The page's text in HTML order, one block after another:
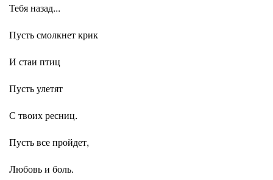
Тебя назад...
Пусть смолкнет крик
И стаи птиц
Пусть улетят
С твоих ресниц.
Пусть все пройдет,
Любовь и боль.